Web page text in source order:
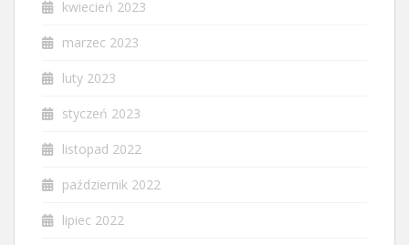
kwiecień 2023
marzec 2023
luty 2023
styczeń 2023
listopad 2022
październik 2022
lipiec 2022